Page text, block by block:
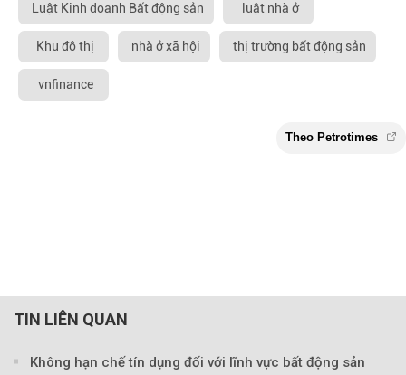
Luật Kinh doanh Bất động sản luật nhà ở
Khu đô thị nhà ở xã hội thị trường bất động sản
vnfinance
TIN LIÊN QUAN
Không hạn chế tín dụng đối với lĩnh vực bất động sản